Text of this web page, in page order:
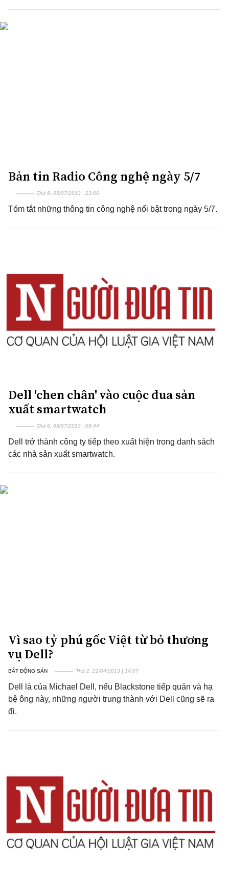
Bản tin Radio Công nghệ ngày 5/7
Thứ 6, 05/07/2013 | 23:00
Tóm tắt những thông tin công nghệ nổi bật trong ngày 5/7.
Dell 'chen chân' vào cuộc đua sản
xuất smartwatch
Thứ 6, 05/07/2013 | 09:44
Dell trở thành công ty tiếp theo xuất hiện trong danh sách
các nhà sản xuất smartwatch.
Vì sao tỷ phú gốc Việt từ bỏ thương
vụ Dell?
BẤT ĐỘNG SẢN Thứ 2, 22/04/2013 | 14:07
Dell là của Michael Dell, nếu Blackstone tiếp quản và hạ
bệ ông này, những người trung thành với Dell cũng sẽ ra
đi.